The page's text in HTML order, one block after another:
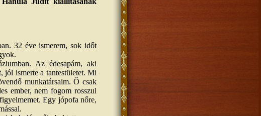
32 éve ismerem, sok időt
Az édesapám, aki
jól ismerte a tantestületet. Mi
munkatársaim. Ő csak
ember, nem fogom rosszul
Egy jópofa nőre,